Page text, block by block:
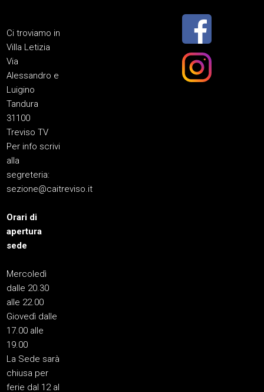
Ci troviamo in
Villa Letizia
Via
Alessandro e
Luigino
Tandura
31100
Treviso TV
Per info scrivi
alla
segreteria:
sezione@caitreviso.it
Orari di
apertura
sede
Mercoledì
dalle 20.30
alle 22.00
Giovedì dalle
17.00 alle
19.00
La Sede sarà
chiusa per
ferie dal 12 al